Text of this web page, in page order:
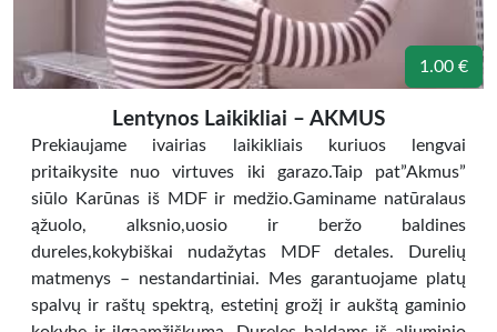
1.00 €
Lentynos Laikikliai – AKMUS
Prekiaujame ivairias laikikliais kuriuos lengvai
pritaikysite nuo virtuves iki garazo.Taip pat”Akmus”
siūlo Karūnas iš MDF ir medžio.Gaminame natūralaus
ąžuolo, alksnio,uosio ir beržo baldines
dureles,kokybiškai nudažytas MDF detales. Durelių
matmenys – nestandartiniai. Mes garantuojame platų
spalvų ir raštų spektrą, estetinį grožį ir aukštą gaminio